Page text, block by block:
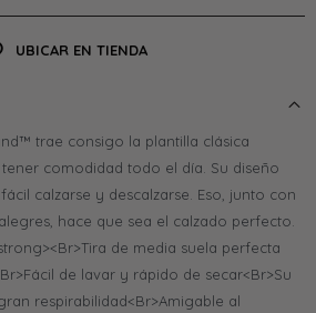
UBICAR EN TIENDA
trae consigo la plantilla clásica
comodidad todo el día. Su diseño
calzarse y descalzarse. Eso, junto con
hace que sea el calzado perfecto.
de media suela perfecta
de lavar y rápido de secar<Br>Su
respirabilidad<Br>Amigable al